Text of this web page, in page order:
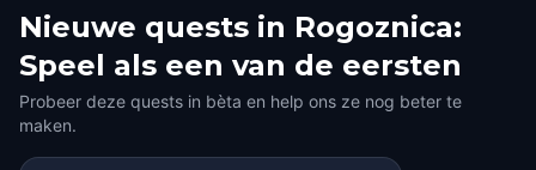
Nieuwe quests in Rogoznica:
Speel als een van de eersten
Probeer deze quests in bèta en help ons ze nog beter te
maken.